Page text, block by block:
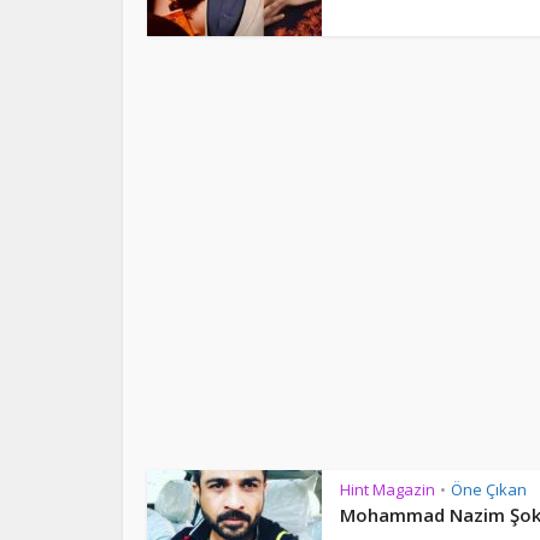
Hint Magazin • Öne Çıkan
Mohammad Nazim